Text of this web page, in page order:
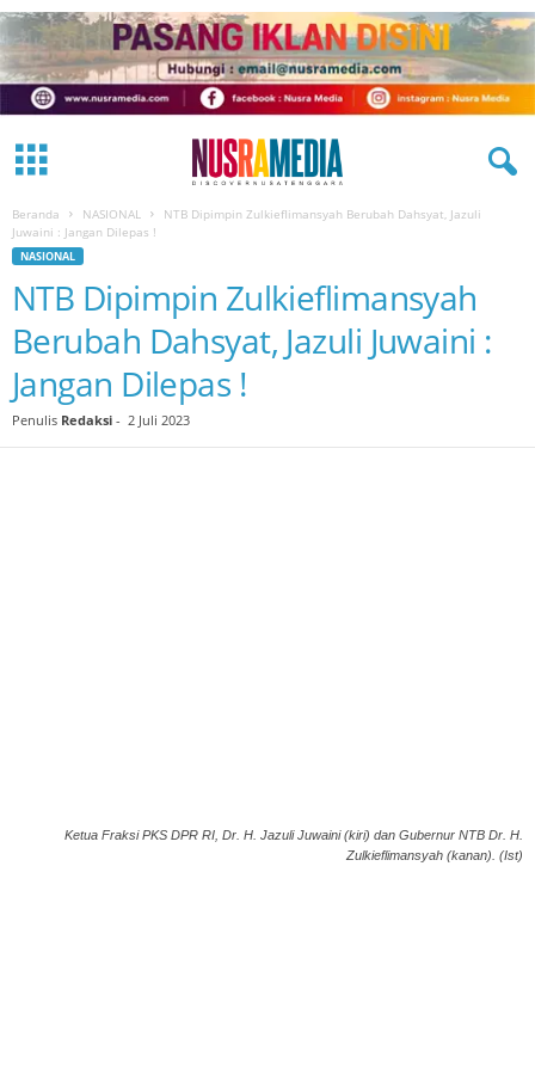
Beranda NASIONAL
NTB Dipimpin Zulkieflimansyah Berubah Dahsyat, Jazuli
Juwaini : Jangan Dilepas !
NASIONAL
NTB Dipimpin Zulkieflimansyah
Berubah Dahsyat, Jazuli Juwaini :
Jangan Dilepas !
Penulis Redaksi - 2 Juli 2023
Ketua Fraksi PKS DPR RI, Dr. H. Jazuli Juwaini (kiri) dan Gubernur NTB Dr. H.
Zulkieflimansyah (kanan). (Ist)